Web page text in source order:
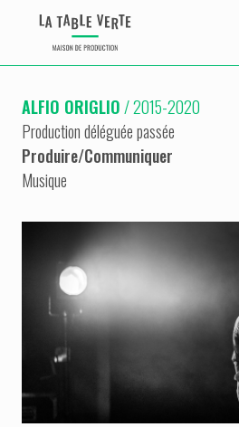
ALFIO ORIGLIO/ 2015-2020
Production déléguée passée
Produire/Communiquer
Musique